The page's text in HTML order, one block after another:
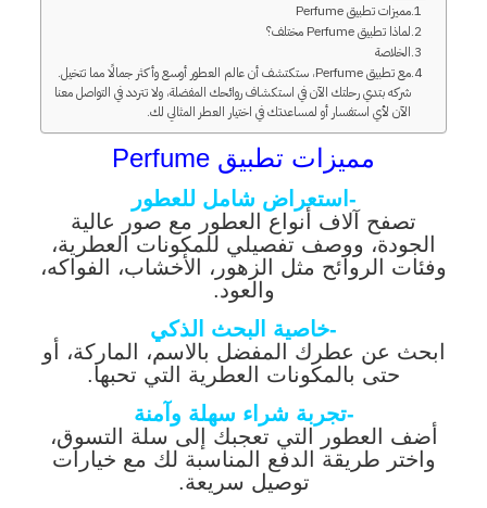
مميزات تطبيق Perfume
لماذا تطبيق Perfume مختلف؟
الخلاصة
مع تطبيق Perfume، ستكتشف أن عالم العطور أوسع وأكثر جمالًا مما تتخيل.
شركه بتدي رحلتك الآن في استكشاف روائحك المفضلة، ولا تتردد في التواصل معنا
الآن لأي استفسار أو لمساعدتك في اختيار العطر المثالي لك.
مميزات تطبيق Perfume
-استعراض شامل للعطور
تصفح آلاف أنواع العطور مع صور عالية
الجودة، ووصف تفصيلي للمكونات العطرية،
وفئات الروائح مثل الزهور، الأخشاب، الفواكه،
والعود.
-خاصية البحث الذكي
ابحث عن عطرك المفضل بالاسم، الماركة، أو
حتى بالمكونات العطرية التي تحبها.
-تجربة شراء سهلة وآمنة
أضف العطور التي تعجبك إلى سلة التسوق،
واختر طريقة الدفع المناسبة لك مع خيارات
توصيل سريعة.